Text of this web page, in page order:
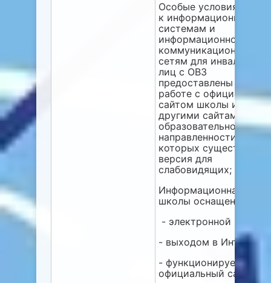
Особые условия
к информационным
системам и
информационно-
коммуникационным
сетям для инвалидов и
лиц с ОВЗ
предоставлены при
работе с официальным
сайтом школы и с
другими сайтами
образовательной
направленности, на
которых существует
версия для
слабовидящих;
Информационная база
школы оснащена:
- электронной почтой;
- выходом в Интернет;
- функционирует
официальный сайт.